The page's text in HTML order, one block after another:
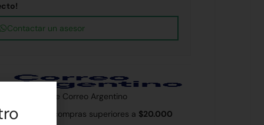
Contactar un asesor
a través de Correo Argentino
en compras superiores a $20.000